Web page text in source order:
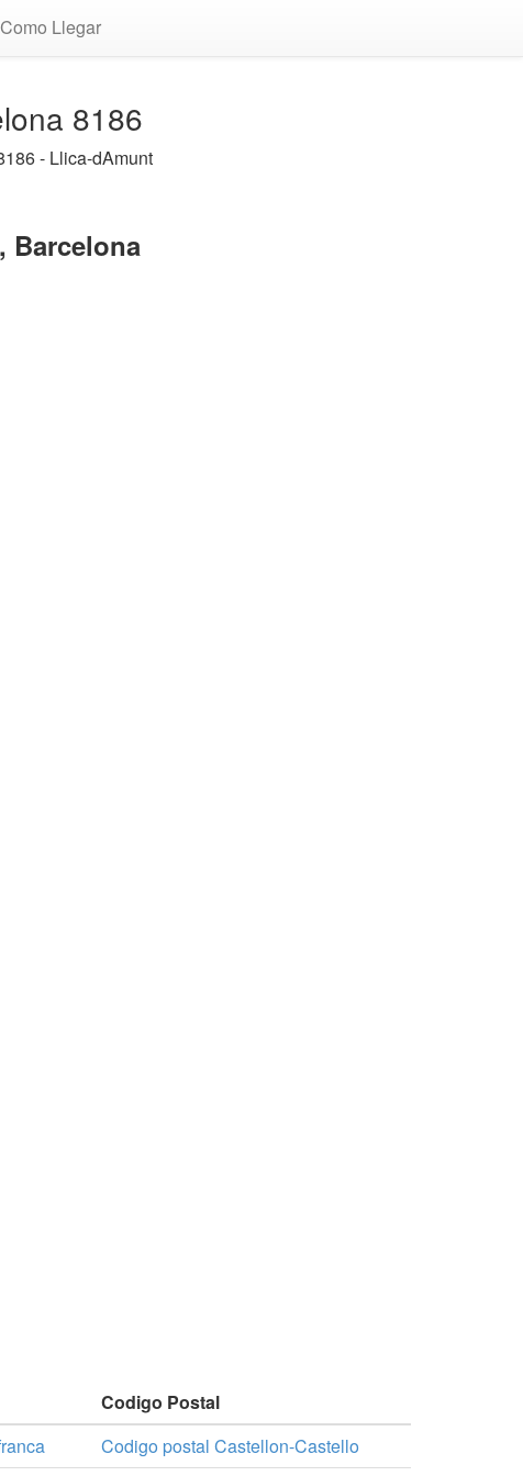
Como Llegar
8186
- Llica-dAmunt
Barcelona
Codigo Postal
Codigo postal Castellon-Castello